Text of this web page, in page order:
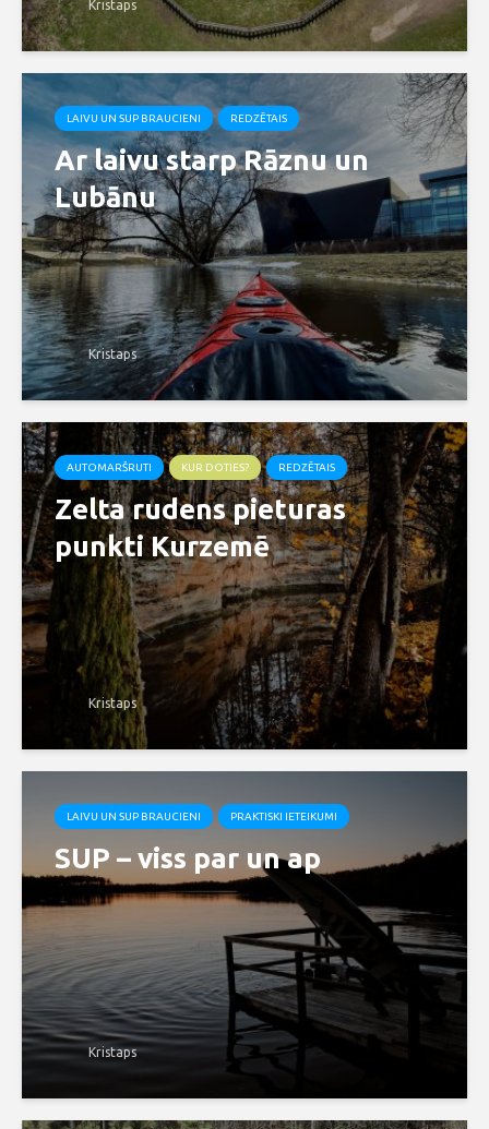
Kristaps
LAIVU UN SUP BRAUCIENI REDZĒTAIS
Ar laivu starp Rāznu un
Lubānu
Kristaps
AUTOMARŠRUTI KUR DOTIES? REDZĒTAIS
Zelta rudens pieturas
punkti Kurzemē
Kristaps
LAIVU UN SUP BRAUCIENI PRAKTISKI IETEIKUMI
SUP – viss par un ap
Kristaps